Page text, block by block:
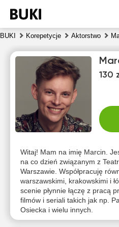
BUKI Korepetycje Aktorstwo
130
Witaj! Mam na imię Marcin.
na co dzień związanym z
Warszawie. Współpracuję
warszawskimi, krakowskimi i
scenie płynnie łączę z pracą
filmów i seriali takich jak np.
Osiecka i wielu innych.
7
8
9
Brak
dostępnych
terminów
10:00
10:30
10:00
10:30